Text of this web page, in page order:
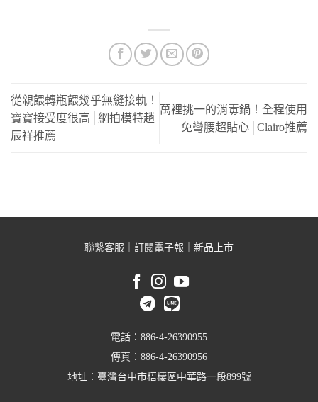
從親餵轉瓶餵幾乎無縫接軌！
寶寶接受度很高│網拍模特趙
辰祥推薦
萬裡挑一的消毒鍋！全程使用
免彎腰超貼心│Clairo推薦
聯繫客服 訂閱電子報 新品上市
電話：886-4-26390955
傳真：886-4-26390956
地址：臺灣台中市梧棲區中華路一段899號